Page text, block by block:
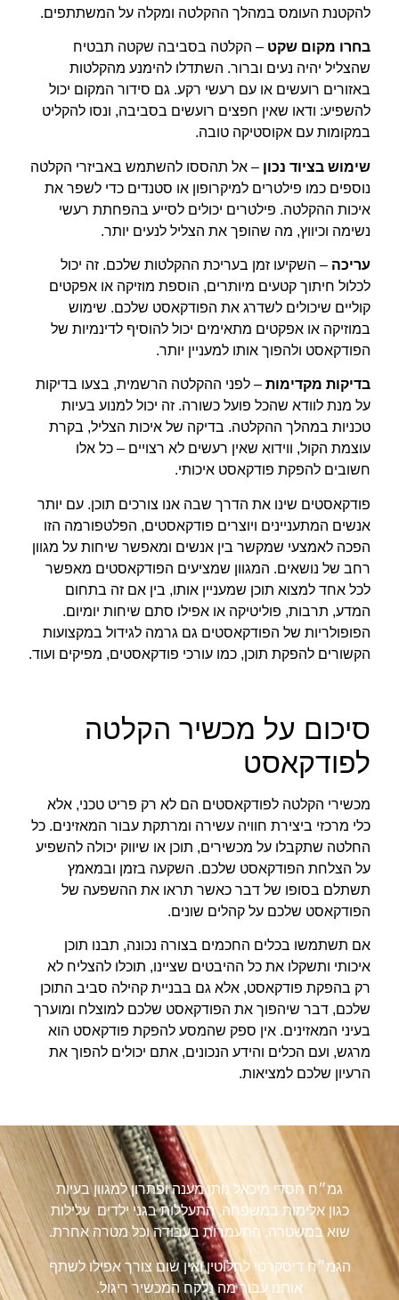
להקטנת העומס במהלך ההקלטה ומקלה על המשתתפים.
בחרו מקום שקט – הקלטה בסביבה שקטה תבטיח
שהצליל יהיה נעים וברור. השתדלו להימנע מהקלטות
באזורים רועשים או עם רעשי רקע. גם סידור המקום יכול
להשפיע: ודאו שאין חפצים רועשים בסביבה, ונסו להקליט
במקומות עם אקוסטיקה טובה.
שימוש בציוד נכון – אל תהססו להשתמש באביזרי הקלטה
נוספים כמו פילטרים למיקרופון או סטנדים כדי לשפר את
איכות ההקלטה. פילטרים יכולים לסייע בהפחתת רעשי
נשימה וכיווץ, מה שהופך את הצליל לנעים יותר.
עריכה – השקיעו זמן בעריכת ההקלטות שלכם. זה יכול
לכלול חיתוך קטעים מיותרים, הוספת מוזיקה או אפקטים
קוליים שיכולים לשדרג את הפודקאסט שלכם. שימוש
במוזיקה או אפקטים מתאימים יכול להוסיף לדינמיות של
הפודקאסט ולהפוך אותו למעניין יותר.
בדיקות מקדימות – לפני ההקלטה הרשמית, בצעו בדיקות
על מנת לוודא שהכל פועל כשורה. זה יכול למנוע בעיות
טכניות במהלך ההקלטה. בדיקה של איכות הצליל, בקרת
עוצמת הקול, ווידוא שאין רעשים לא רצויים – כל אלו
חשובים להפקת פודקאסט איכותי.
פודקאסטים שינו את הדרך שבה אנו צורכים תוכן. עם יותר
אנשים המתעניינים ויוצרים פודקאסטים, הפלטפורמה הזו
הפכה לאמצעי שמקשר בין אנשים ומאפשר שיחות על מגוון
רחב של נושאים. המגוון שמציעים הפודקאסטים מאפשר
לכל אחד למצוא תוכן שמעניין אותו, בין אם זה בתחום
המדע, תרבות, פוליטיקה או אפילו סתם שיחות יומיום.
הפופולריות של הפודקאסטים גם גרמה לגידול במקצועות
הקשורים להפקת תוכן, כמו עורכי פודקאסטים, מפיקים ועוד.
סיכום על מכשיר הקלטה
לפודקאסט
מכשירי הקלטה לפודקאסטים הם לא רק פריט טכני, אלא
כלי מרכזי ביצירת חוויה עשירה ומרתקת עבור המאזינים. כל
החלטה שתקבלו על מכשירים, תוכן או שיווק יכולה להשפיע
על הצלחת הפודקאסט שלכם. השקעה בזמן ובמאמץ
תשתלם בסופו של דבר כאשר תראו את ההשפעה של
הפודקאסט שלכם על קהלים שונים.
אם תשתמשו בכלים החכמים בצורה נכונה, תבנו תוכן
איכותי ותשקלו את כל ההיבטים שציינו, תוכלו להצליח לא
רק בהפקת פודקאסט, אלא גם בבניית קהילה סביב התוכן
שלכם, דבר שיהפוך את הפודקאסט שלכם למוצלח ומוערך
בעיני המאזינים. אין ספק שהמסע להפקת פודקאסט הוא
מרגש, ועם הכלים והידע הנכונים, אתם יכולים להפוך את
הרעיון שלכם למציאות.
גמ״ח חסדי מיכאל נותן מענה ופתרון למגוון בעיות
כגון אלימות במשפחה, התעללות בגני ילדים עלילות
שוא במשטרה, התעמרות בעבודה וכל מטרה אחרת.
הגמ״ח דיסקרטי לחלוטין ואין שום צורך אפילו לשתף
אותנו עבור מה נלקח המכשיר ריגול.